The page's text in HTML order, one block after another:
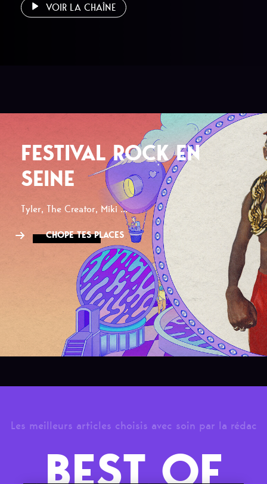
VOIR LA CHAÎNE
FESTIVAL ROCK EN
SEINE
Tyler, The Creator, Miki ...
CHOPE TES PLACES
Les meilleurs articles choisis avec soin par la rédac